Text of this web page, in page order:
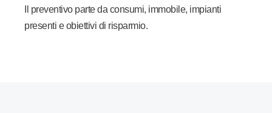
Il preventivo parte da consumi, immobile, impianti
presenti e obiettivi di risparmio.